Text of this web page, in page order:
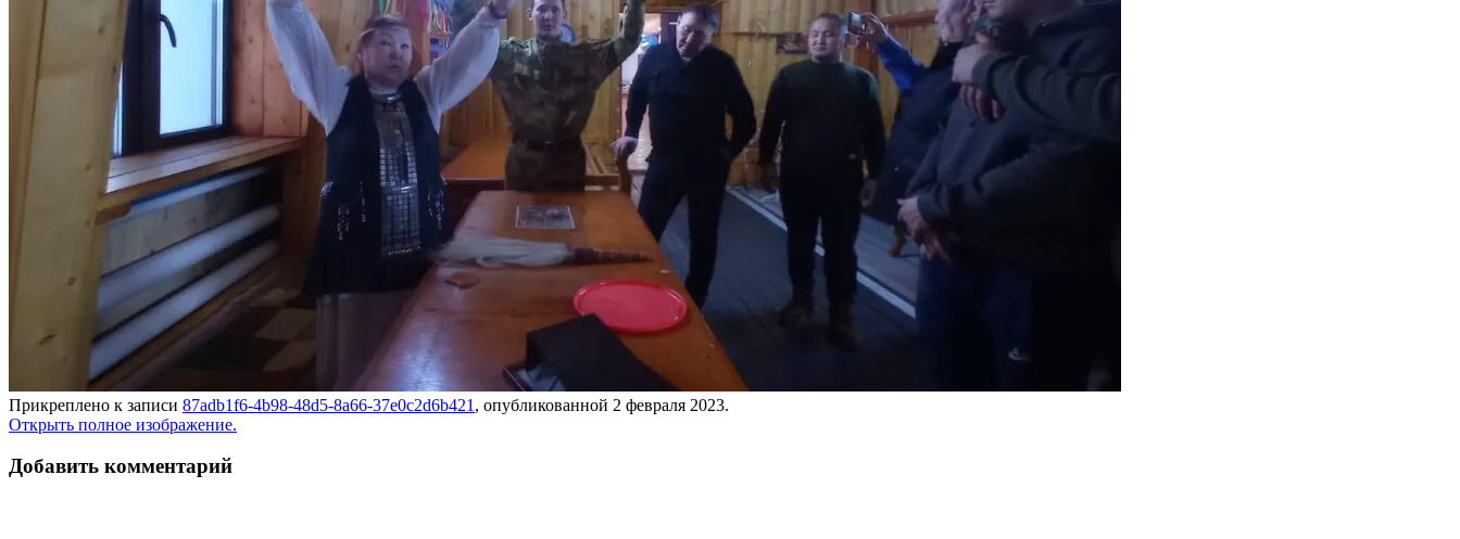
Прикреплено к записи 87adb1f6-4b98-48d5-8a66-37e0c2d6b421 , опубликованной 2 февраля 2023.
Открыть полное изображение.
Добавить комментарий